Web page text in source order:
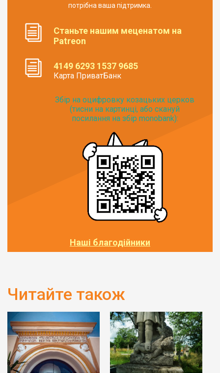
потрібна ваша підтримка.
Станьте нашим меценатом на
Patreon
4149 6293 1537 9685
Карта ПриватБанк
Збір на оцифровку козацьких церков
(тисни на картинці, або скануй
посилання на збір monobank):
Наші благодійники
Читайте також